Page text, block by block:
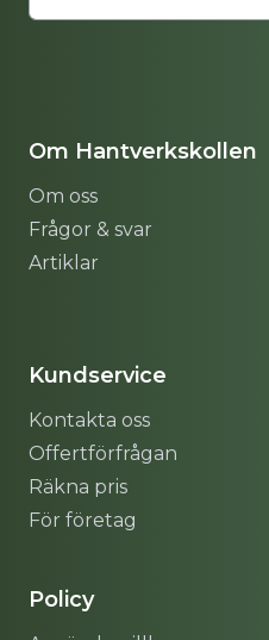
Om Hantverkskollen
Om oss
Frågor & svar
Artiklar
Kundservice
Kontakta oss
Offertförfrågan
Räkna pris
För företag
Policy